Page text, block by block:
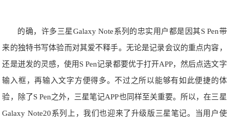
的确，许多三星Galaxy Note系列的忠实用户都是因其S Pen带
来的独特书写体验而对其爱不释手。无论是记录会议的重点内容，
还是迸发的灵感，使用S Pen记录都要优于打开APP，然后点选文字
输入框，再输入文字方便得多。不过之所以能够有如此便捷的体
验，除了S Pen之外，三星笔记APP也同样至关重要。所以，在三星
Galaxy Note20系列上，我们也迎来了升级版三星笔记。当用户使